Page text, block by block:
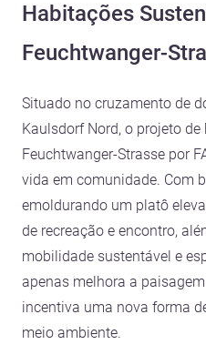
Habitações
Feuchtwanger-
Situado no cruzamento de
Kaulsdorf Nord, o projeto
Feuchtwanger-Strasse por
vida em comunidade. Com
emoldurando um platô
de recreação e encontro,
mobilidade sustentável e
apenas melhora a
incentiva uma nova forma
meio ambiente.